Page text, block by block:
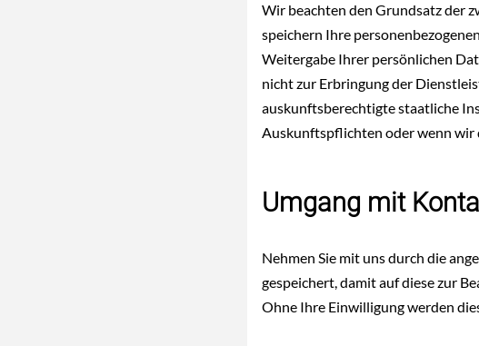
Wir beachten den Grundsatz der
speichern Ihre
Weitergabe Ihrer persönlichen
nicht zur Erbringung der
auskunftsberechtigte staatliche
Auskunftspflichten oder wenn wir
Umgang mit
Nehmen Sie mit uns durch die
gespeichert, damit auf diese zur
Ohne Ihre Einwilligung werden